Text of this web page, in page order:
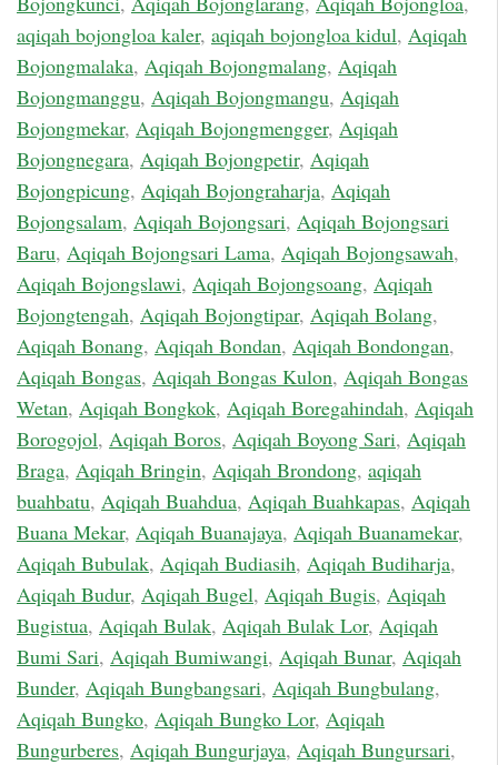
aqiqah bojongloa kaler, aqiqah bojongloa kidul, Aqiqah
Bojongmalaka, Aqiqah Bojongmalang, Aqiqah
Bojongmanggu, Aqiqah Bojongmangu, Aqiqah
Bojongmekar, Aqiqah Bojongmengger, Aqiqah
Bojongnegara, Aqiqah Bojongpetir, Aqiqah
Bojongpicung, Aqiqah Bojongraharja, Aqiqah
Bojongsalam, Aqiqah Bojongsari, Aqiqah Bojongsari
Baru, Aqiqah Bojongsari Lama, Aqiqah Bojongsawah,
Aqiqah Bojongslawi, Aqiqah Bojongsoang, Aqiqah
Bojongtengah, Aqiqah Bojongtipar, Aqiqah Bolang,
Aqiqah Bonang, Aqiqah Bondan, Aqiqah Bondongan,
Aqiqah Bongas, Aqiqah Bongas Kulon, Aqiqah Bongas
Wetan, Aqiqah Bongkok, Aqiqah Boregahindah, Aqiqah
Borogojol, Aqiqah Boros, Aqiqah Boyong Sari, Aqiqah
Braga, Aqiqah Bringin, Aqiqah Brondong, aqiqah
buahbatu, Aqiqah Buahdua, Aqiqah Buahkapas, Aqiqah
Buana Mekar, Aqiqah Buanajaya, Aqiqah Buanamekar,
Aqiqah Bubulak, Aqiqah Budiasih, Aqiqah Budiharja,
Aqiqah Budur, Aqiqah Bugel, Aqiqah Bugis, Aqiqah
Bugistua, Aqiqah Bulak, Aqiqah Bulak Lor, Aqiqah
Bumi Sari, Aqiqah Bumiwangi, Aqiqah Bunar, Aqiqah
Bunder, Aqiqah Bungbangsari, Aqiqah Bungbulang,
Aqiqah Bungko, Aqiqah Bungko Lor, Aqiqah
Bungurberes, Aqiqah Bungurjaya, Aqiqah Bungursari,